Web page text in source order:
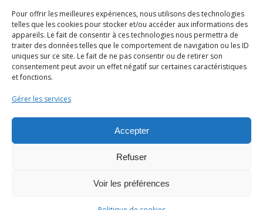
Pour offrir les meilleures expériences, nous utilisons des technologies
telles que les cookies pour stocker et/ou accéder aux informations des
appareils. Le fait de consentir à ces technologies nous permettra de
traiter des données telles que le comportement de navigation ou les ID
uniques sur ce site. Le fait de ne pas consentir ou de retirer son
consentement peut avoir un effet négatif sur certaines caractéristiques
et fonctions.
Gérer les services
Accepter
Refuser
Voir les préférences
Partager cette publication